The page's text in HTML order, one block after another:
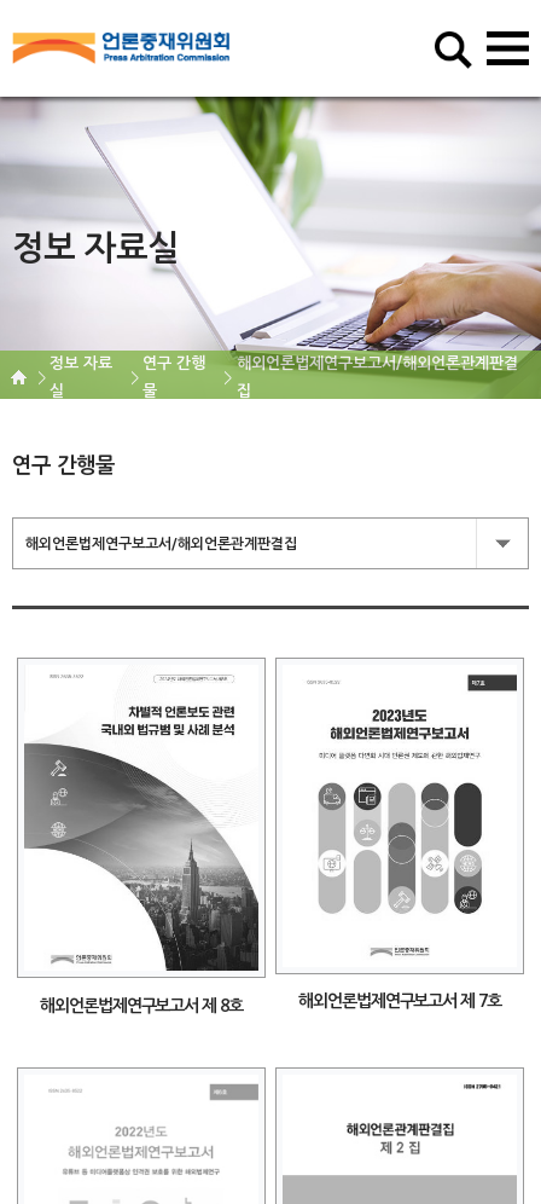
정보 자료실
정보 자료
실
연구 간행
물
해외언론법제연구보고서/해외언론관계판결
집
연구 간행물
해외언론법제연구보고서/해외언론관계판결집
해외언론법제연구보고서 제 8호 해외언론법제연구보고서 제 7호